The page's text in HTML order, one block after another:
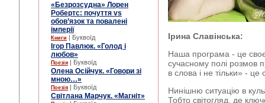
«Безрозсудна» Лорен
Робертс: почуття vs
обов’язок та повалені
імперії
Книги | Буквоїд
Ігор Павлюк. «Голод і
любов»
Поезія | Буквоїд
Олена Осійчук. «Говори зі
мною…»
Поезія | Буквоїд
Світлана Марчук. «Магніт»
Ірина Славінська:
Наша програма - це
сучасному полі розмов
в слова і не тільки» - це
Нинішню ситуацію в
Тобто світогляд, де